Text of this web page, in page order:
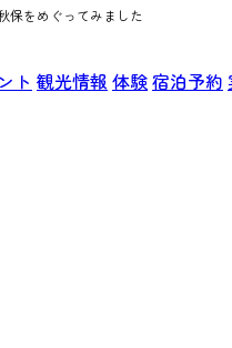
ト 観光情報 体験宿泊予約
保をめぐってみました